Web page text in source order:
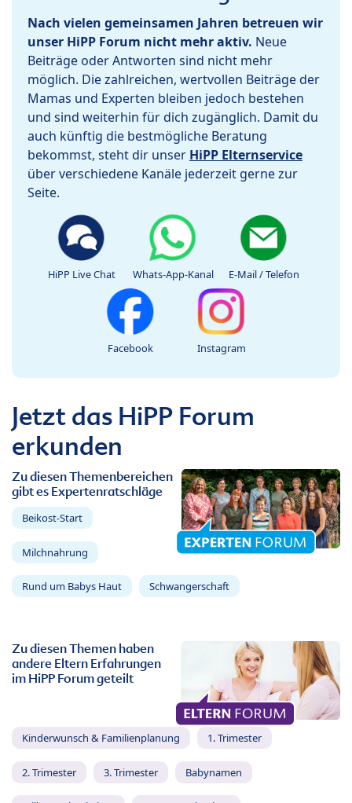
Nach vielen gemeinsamen Jahren betreuen wir
unser HiPP Forum nicht mehr aktiv. Neue
Beiträge oder Antworten sind nicht mehr
möglich. Die zahlreichen, wertvollen Beiträge der
Mamas und Experten bleiben jedoch bestehen
und sind weiterhin für dich zugänglich. Damit du
auch künftig die bestmögliche Beratung
bekommst, steht dir unser HiPP Elternservice
über verschiedene Kanäle jederzeit gerne zur
Seite.
HiPP Live Chat Whats-App-Kanal E-Mail / Telefon
Facebook Instagram
Jetzt das HiPP Forum
erkunden
Zu diesen Themenbereichen
gibt es Expertenratschläge
Beikost-Start
Milchnahrung
Rund um Babys Haut Schwangerschaft
Zu diesen Themen haben
andere Eltern Erfahrungen
im HiPP Forum geteilt
Kinderwunsch & Familienplanung 1. Trimester
2. Trimester 3. Trimester Babynamen